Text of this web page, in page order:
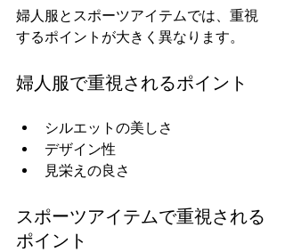
婦人服とスポーツアイテムでは、重視
するポイントが大きく異なります。
婦人服で重視されるポイント
シルエットの美しさ
デザイン性
見栄えの良さ
スポーツアイテムで重視される
ポイント